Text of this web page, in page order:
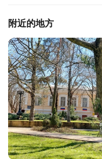
附近的地方